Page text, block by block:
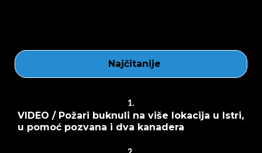
Najčitanije
1.
VIDEO / Požari buknuli na više lokacija u Istri,
u pomoć pozvana i dva kanadera